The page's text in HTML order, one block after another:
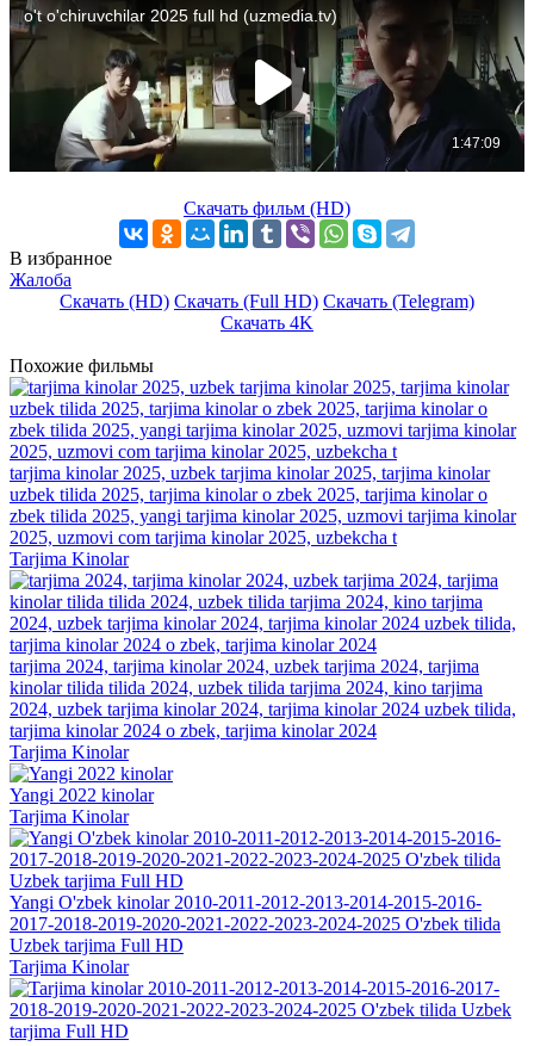
Скачать фильм (HD)
В избранное
Жалоба
Скачать (HD) Скачать (Full HD) Скачать (Telegram)
Скачать 4K
Похожие фильмы
tarjima kinolar 2025, uzbek tarjima kinolar 2025, tarjima kinolar
uzbek tilida 2025, tarjima kinolar o zbek 2025, tarjima kinolar o
zbek tilida 2025, yangi tarjima kinolar 2025, uzmovi tarjima kinolar
2025, uzmovi com tarjima kinolar 2025, uzbekcha t
Tarjima Kinolar
tarjima 2024, tarjima kinolar 2024, uzbek tarjima 2024, tarjima
kinolar tilida tilida 2024, uzbek tilida tarjima 2024, kino tarjima
2024, uzbek tarjima kinolar 2024, tarjima kinolar 2024 uzbek tilida,
tarjima kinolar 2024 o zbek, tarjima kinolar 2024
Tarjima Kinolar
Yangi 2022 kinolar
Tarjima Kinolar
Yangi O'zbek kinolar 2010-2011-2012-2013-2014-2015-2016-
2017-2018-2019-2020-2021-2022-2023-2024-2025 O'zbek tilida
Uzbek tarjima Full HD
Tarjima Kinolar